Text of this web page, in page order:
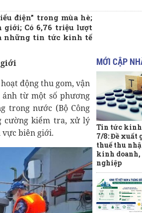
điện” trong mùa hè;
Có 6,76 triệu lượt
những tin tức kinh tế
giới
động thu gom, vận
từ một số phương
trong nước (Bộ Công
cường kiểm tra, xử lý
biên giới.
MỚI CẬP
Tin tức kinh
7/8: Đề xuất
thuế thu
kinh doanh,
nghiệp